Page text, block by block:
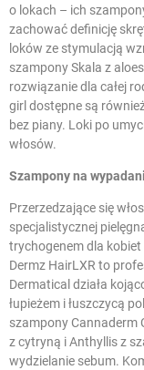
o lokach – ich
zachować definicję
loków ze stymulacją
szampony Skala z
rozwiązanie dla całej
girl dostępne są
bez piany. Loki po
włosów.
Szampony na
Przerzedzające się
specjalistycznej
trychogenem dla kobiet
Dermz HairLXR to
Dermatical działa
łupieżem i łuszczycą
szampony Cannaderm
z cytryną i Anthyllis z
wydzielanie sebum.